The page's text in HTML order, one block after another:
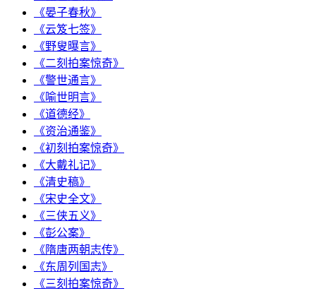
《晏子春秋》
《云笈七签》
《野叟曝言》
《二刻拍案惊奇》
《警世通言》
《喻世明言》
《道德经》
《资治通鉴》
《初刻拍案惊奇》
《大戴礼记》
《清史稿》
《宋史全文》
《三侠五义》
《彭公案》
《隋唐两朝志传》
《东周列国志》
《三刻拍案惊奇》